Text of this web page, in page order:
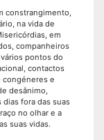
constrangimento,
na vida de
em
companheiros
pontos do
contactos
congéneres e
desânimo,
fora das suas
no olhar e a
suas vidas.